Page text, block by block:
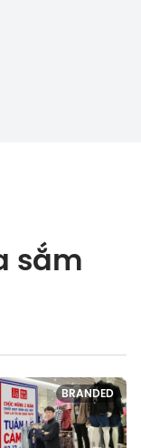
sắm
BRANDED